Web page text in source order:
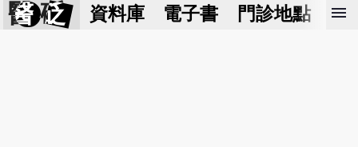
醫 砭 資料庫 電子書 門診地點 預
menu